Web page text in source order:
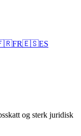
FR🇪🇸ES
og sterk juridisk